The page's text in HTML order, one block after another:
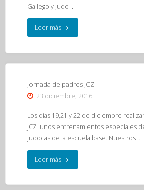
Gallego y Judo …
Leer más"Torneo
Navidad
17/12/16"
Jornada de padres JCZ
23 diciembre, 2016
Los días 19,21 y 22 de diciembre
JCZ unos entrenamientos especiales
judocas de la escuela base. Nuestros …
Leer más"Jornada